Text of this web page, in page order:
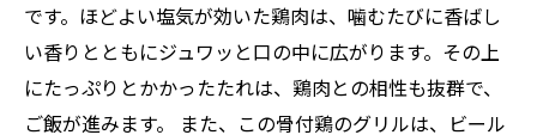
です。ほどよい塩気が効いた鶏肉は、噛むたびに香ばし
い香りとともにジュワッと口の中に広がります。その上
にたっぷりとかかったたれは、鶏肉との相性も抜群で、
ご飯が進みます。 また、この骨付鶏のグリルは、ビール